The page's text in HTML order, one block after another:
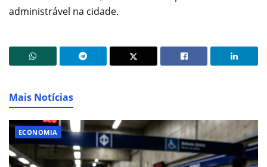
administrável na cidade.
Mais Notícias
ECONOMIA